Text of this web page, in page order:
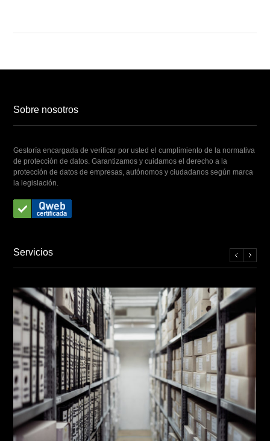
Sobre nosotros
Gestoría encargada de verificar por usted el cumplimiento de la normativa
de protección de datos. Garantizamos y cuidamos el derecho a la
protección de datos de empresas, autónomos y ciudadanos según marca
la legislación.
Servicios